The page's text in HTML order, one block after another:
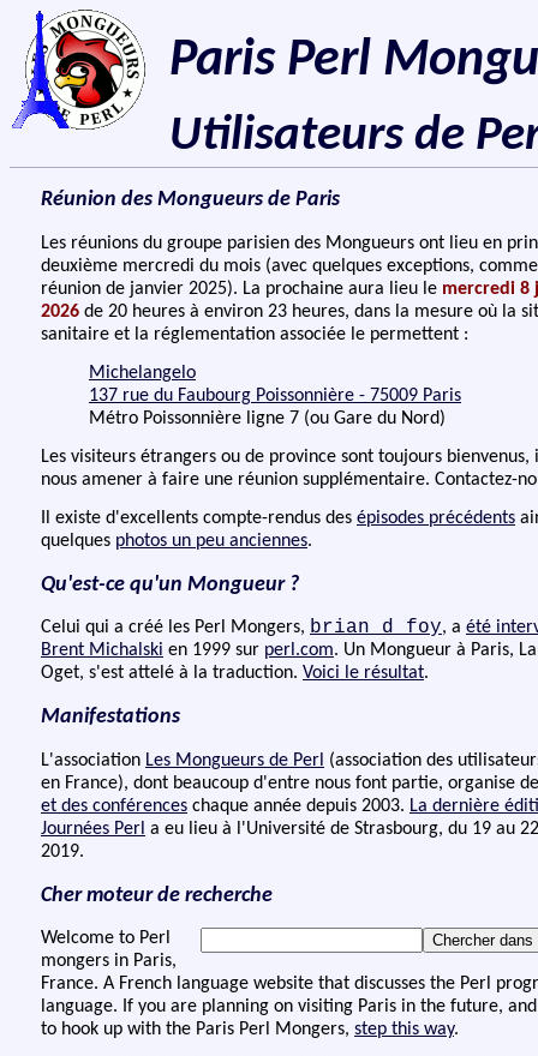
Paris Perl
Utilisateurs de
Réunion des Mongueurs de Paris
Les réunions du groupe parisien des Mongueurs ont lieu en
deuxième mercredi du mois (avec quelques exceptions,
réunion de janvier 2025). La prochaine aura lieu le mercredi 8
2026 de 20 heures à environ 23 heures, dans la mesure où la
sanitaire et la réglementation associée le permettent :
Michelangelo
137 rue du Faubourg Poissonnière - 75009 Paris
Métro Poissonnière ligne 7 (ou Gare du Nord)
Les visiteurs étrangers ou de province sont toujours bienvenus,
nous amener à faire une réunion supplémentaire. Contactez-
Il existe d'excellents compte-rendus des épisodes précédents
quelques photos un peu anciennes.
Qu'est-ce qu'un Mongueur ?
Celui qui a créé les Perl Mongers, brian d foy, a été
Brent Michalski en 1999 sur perl.com. Un Mongueur à Paris,
Oget, s'est attelé à la traduction. Voici le résultat.
Manifestations
L'association Les Mongueurs de Perl (association des
en France), dont beaucoup d'entre nous font partie, organise
et des conférences chaque année depuis 2003. La dernière
Journées Perl a eu lieu à l'Université de Strasbourg, du 19 au
2019.
Cher moteur de recherche
Welcome to Perl
mongers in Paris,
France. A French language website that discusses the Perl
language. If you are planning on visiting Paris in the future,
to hook up with the Paris Perl Mongers, step this way.